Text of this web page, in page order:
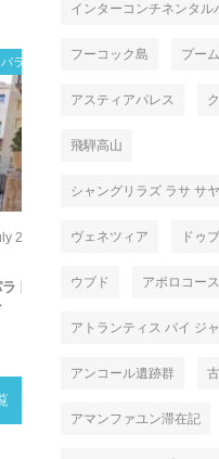
パラドール デ テルエル
27
ドール デ テルエルにチェックイ
インターコンチネンタル
フーコック島 プー
アスティアパレス
飛騨高山
シャングリラズ ラサ サ
ヴェネツィア ドゥ
ウブド アポロコー
アトランティス バイ ジ
アンコール遺跡群
アマンファユン滞在記